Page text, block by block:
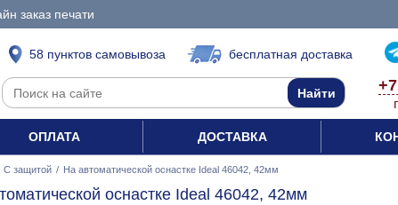
заказ печати
58 пунктов самовывоза бесплатная доставка
ОПЛАТА ДОСТАВКА
С защитой / На автоматической оснастке Ideal 46042, 42мм
оснастке Ideal 46042, 42мм